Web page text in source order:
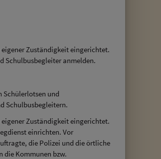
Zuständigkeit eingerichtet.
Schulbusbegleiter anmelden.
Schülerlotsen und
Schulbusbegleitern.
Zuständigkeit eingerichtet.
einrichten. Vor
die Polizei und die örtliche
die Kommunen bzw.